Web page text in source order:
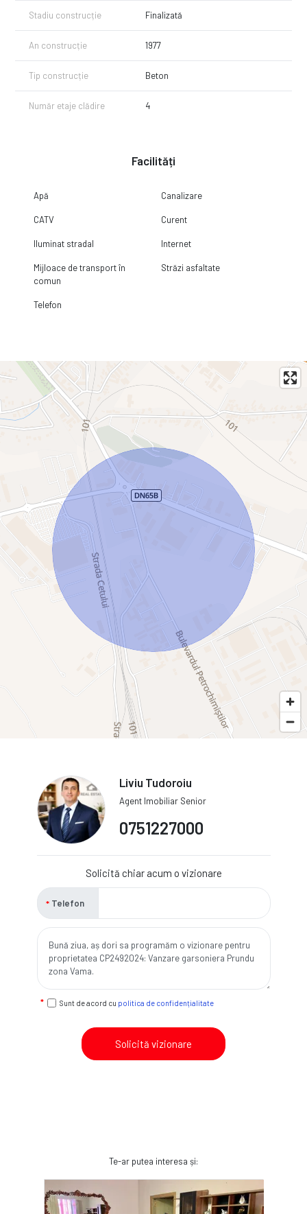
Stadiu construcție Finalizată
An construcție 1977
Tip construcție Beton
Număr etaje clădire 4
Facilități
Apă Canalizare
CATV Curent
Iluminat stradal Internet
Mijloace de transport în
comun
Străzi asfaltate
Telefon
Liviu Tudoroiu
Agent Imobiliar Senior
0751227000
Solicită chiar acum o vizionare
Telefon
Sunt de acord cu politica de confidențialitate
Solicită vizionare
Te-ar putea interesa și: